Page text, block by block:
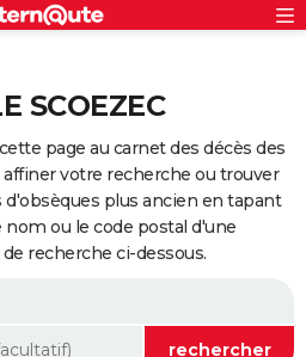
SCOEZEC
page au carnet des décès des
affiner votre recherche ou trouver
d'obsèques plus ancien en tapant
ou le code postal d'une
recherche ci-dessous.